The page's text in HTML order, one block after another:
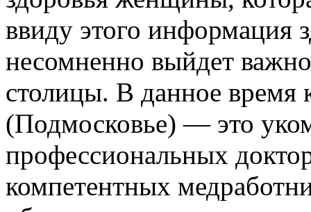
ввиду этого информация
несомненно выйдет
столицы. В данное время
(Подмосковье) — это
профессиональных
компетентных